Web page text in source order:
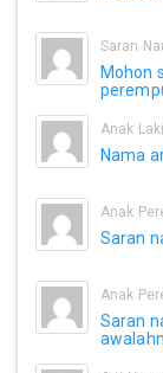
Saran
Mohon
Anak
Nama
Anak
Saran
Anak
Saran
awalahn